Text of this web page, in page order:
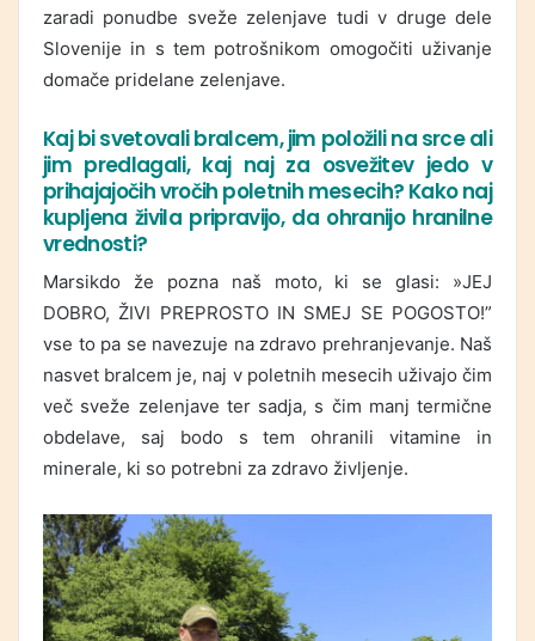
zaradi ponudbe sveže zelenjave tudi v druge dele
Slovenije in s tem potrošnikom omogočiti uživanje
domače pridelane zelenjave.
Kaj bi svetovali bralcem, jim položili na srce ali
jim predlagali, kaj naj za osvežitev jedo v
prihajajočih vročih poletnih mesecih? Kako naj
kupljena živila pripravijo, da ohranijo hranilne
vrednosti?
Marsikdo že pozna naš moto, ki se glasi: »JEJ
DOBRO, ŽIVI PREPROSTO IN SMEJ SE POGOSTO!”
vse to pa se navezuje na zdravo prehranjevanje. Naš
nasvet bralcem je, naj v poletnih mesecih uživajo čim
več sveže zelenjave ter sadja, s čim manj termične
obdelave, saj bodo s tem ohranili vitamine in
minerale, ki so potrebni za zdravo življenje.